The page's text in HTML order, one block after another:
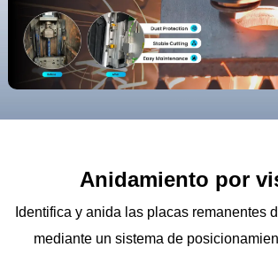
Anidamiento por
Identifica y anida las placas remanentes
mediante un sistema de